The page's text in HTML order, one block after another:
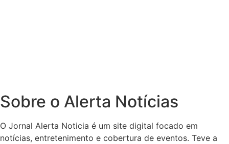
Sobre o Alerta Notícias
O Jornal Alerta Noticia é um site digital focado em
notícias, entretenimento e cobertura de eventos. Teve a